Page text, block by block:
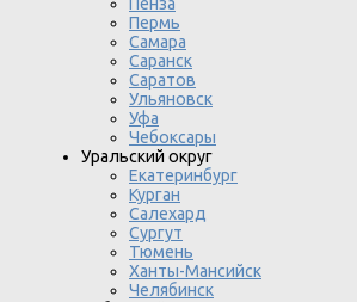
Пермь
Самара
Саранск
Саратов
Ульяновск
Уфа
Чебоксары
Уральский округ
Екатеринбург
Курган
Салехард
Сургут
Тюмень
Ханты-Мансийск
Челябинск